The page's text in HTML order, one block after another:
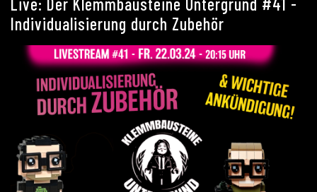
Individualisierung durch Zubehör